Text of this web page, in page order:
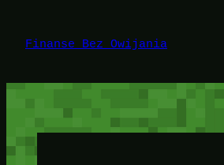
treści
Finanse Bez Owijania